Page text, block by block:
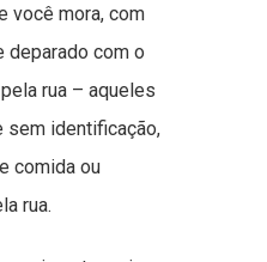
você mora, com
deparado com o
rua – aqueles
sem identificação,
comida ou
rua.